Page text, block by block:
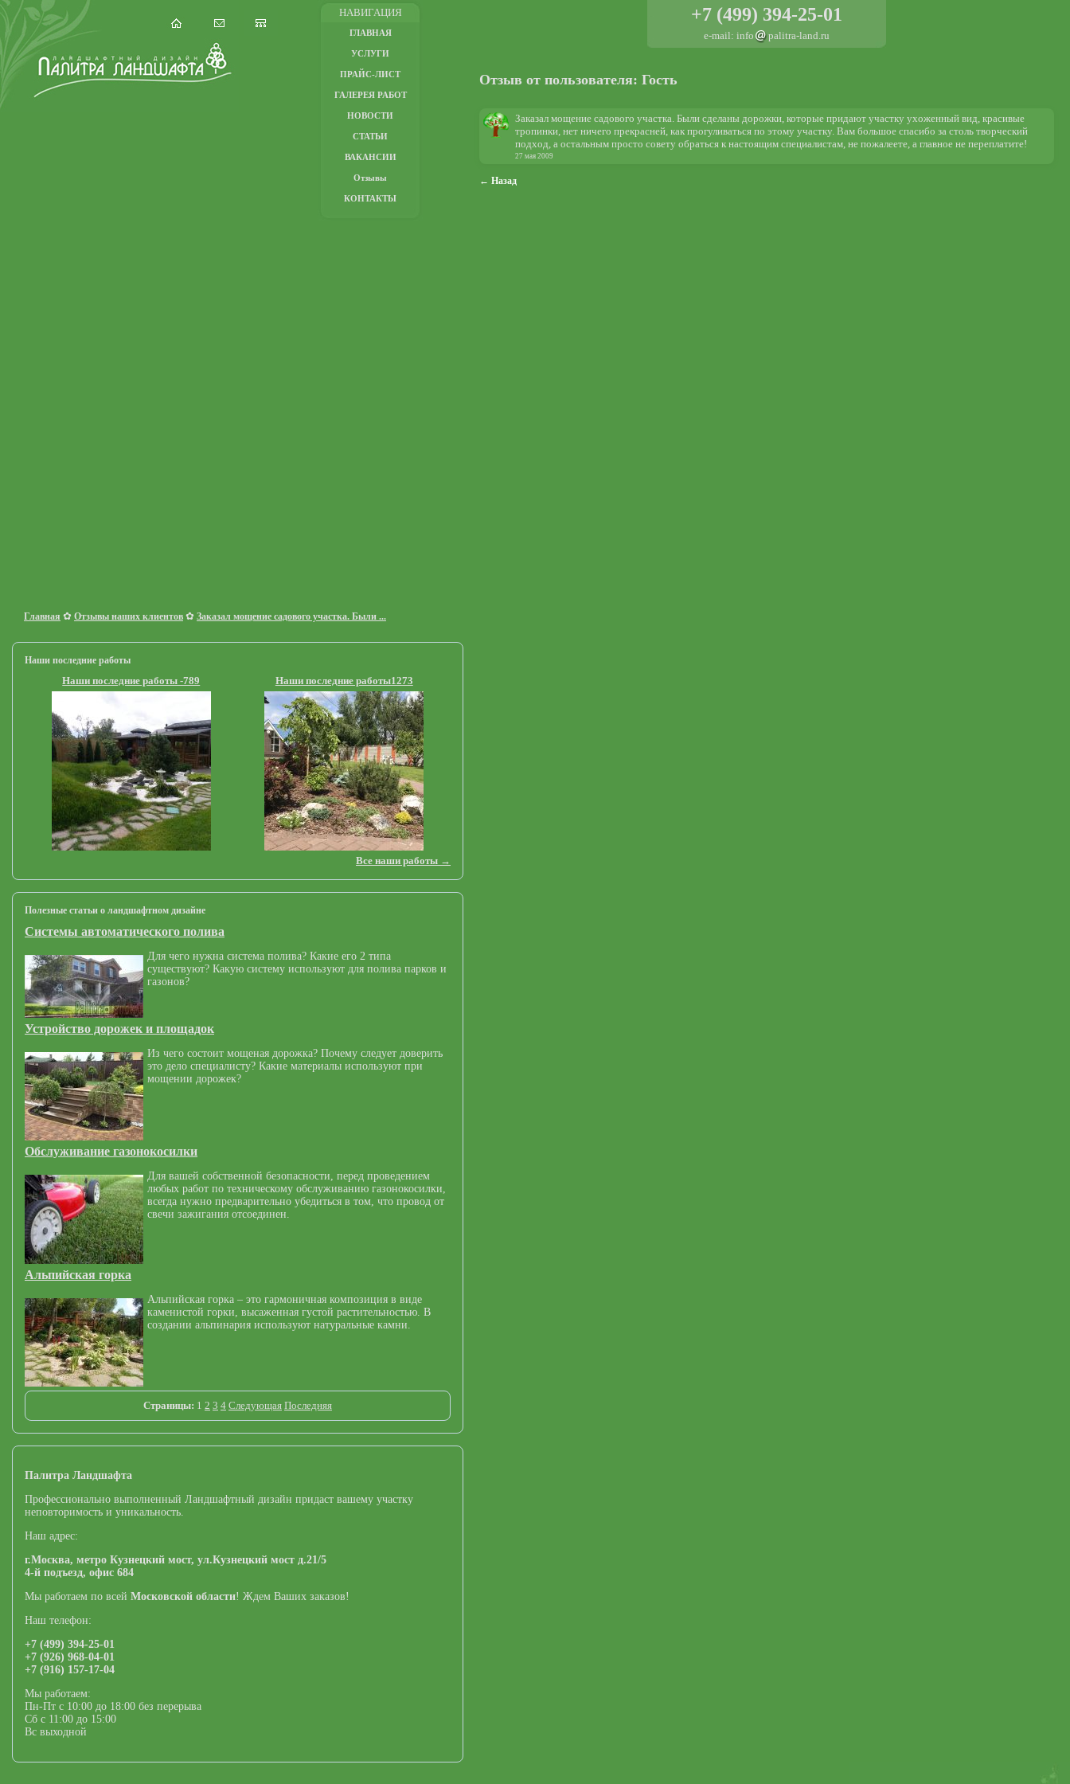
НАВИГАЦИЯ
ГЛАВНАЯ
УСЛУГИ
ПРАЙС-ЛИСТ
ГАЛЕРЕЯ РАБОТ
НОВОСТИ
СТАТЬИ
ВАКАНСИИ
Отзывы
КОНТАКТЫ
Главная ✿ Отзывы наших клиентов ✿ Заказал мощение садового участка. Были ...
Наши последние работы
Наши последние работы -789 Наши последние работы1273
Все наши работы →
Полезные статьи о ландшафтном дизайне
Системы автоматического полива
Для чего нужна система полива? Какие его 2 типа
существуют? Какую систему используют для полива парков и
газонов?
Устройство дорожек и площадок
Из чего состоит мощеная дорожка? Почему следует доверить
это дело специалисту? Какие материалы используют при
мощении дорожек?
Обслуживание газонокосилки
Для вашей собственной безопасности, перед проведением
любых работ по техническому обслуживанию газонокосилки,
всегда нужно предварительно убедиться в том, что провод от
свечи зажигания отсоединен.
Альпийская горка
Альпийская горка – это гармоничная композиция в виде
каменистой горки, высаженная густой растительностью. В
создании альпинария используют натуральные камни.
Страницы: 1 2 3 4 Следующая Последняя
Палитра Ландшафта
Профессионально выполненный Ландшафтный дизайн придаст вашему участку
неповторимость и уникальность.
Наш адрес:
г.Москва, метро Кузнецкий мост, ул.Кузнецкий мост д.21/5
4-й подъезд, офис 684
Мы работаем по всей Московской области! Ждем Ваших заказов!
Наш телефон:
+7 (499) 394-25-01
+7 (926) 968-04-01
+7 (916) 157-17-04
Мы работаем:
Пн-Пт с 10:00 до 18:00 без перерыва
Сб с 11:00 до 15:00
Вс выходной
+7 (499) 394-25-01
e-mail: info palitra-land.ru
Отзыв от пользователя: Гость
Заказал мощение садового участка. Были сделаны дорожки, которые придают участку ухоженный вид, красивые
тропинки, нет ничего прекрасней, как прогуливаться по этому участку. Вам большое спасибо за столь творческий
подход, а остальным просто совету обраться к настоящим специалистам, не пожалеете, а главное не переплатите!
27 мая 2009
← Назад